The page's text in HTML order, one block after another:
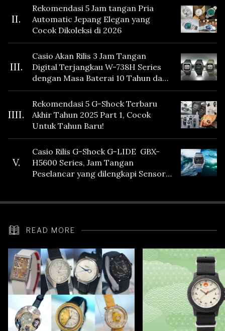
II.
Rekomendasi 5 Jam tangan Pria
Automatic Jepang Elegan yang
Cocok Dikoleksi di 2026
III.
Casio Akan Rilis 3 Jam Tangan
Digital Terjangkau W-738H Series
dengan Masa Baterai 10 Tahun dan
Fitur Vibration
IIII.
Rekomendasi 5 G-Shock Terbaru
Akhir Tahun 2025 Part 1, Cocok
Untuk Tahun Baru!
V.
Casio Rilis G-Shock G-LIDE GBX-
H5600 Series, Jam Tangan
Peselancar yang dilengkapi Sensor
READ MORE